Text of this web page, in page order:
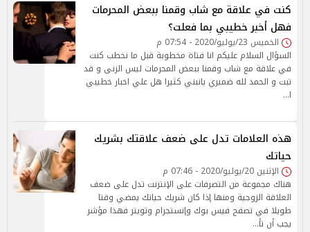
كنت في علاقة مع شاب وقمنا ببعض المحرمات
فهل أخبر خطيبي بما فعلت؟
الخميس 23/يوليو/2020 - 07:54 م
السؤال السلام عليكم انا فتاة مخطوبة قبل ما نخطب كنت
في علاقة مع شاب وقمنا ببعض المحرمات ليس الزنى و قد
تبت و الحمد لله ضميري يانبني كثيرا هل علي اخبار خطيبي
ا…
هذه العلامات تدل على ضعف علاقتك بشريك
حياتك
الإثنين 20/يوليو/2020 - 07:46 م
هناك مجموعة من التصرفات على الإنترنت تدل على ضعف
العلاقة الزوجية ومنها إذا كان شريك حياتك يمضي وقتا
طويلا في تصفح فيس بوك وإنستجرام وتويتر فهذا مؤشر
يجب أن تأ…